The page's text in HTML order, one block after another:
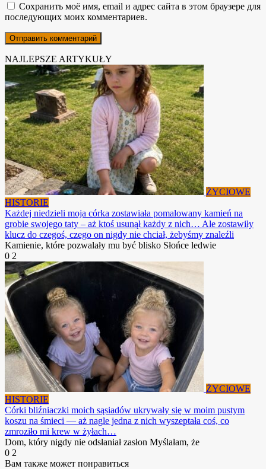
Сохранить моё имя, email и адрес сайта в этом браузере для
последующих моих комментариев.
NAJLEPSZE ARTYKUŁY
ŻYCIOWE
HISTORIE
Każdej niedzieli moja córka zostawiała pomalowany kamień na
grobie swojego taty – aż ktoś usunął każdy z nich… Ale zostawiły
klucz do czegoś, czego on nigdy nie chciał, żebyśmy znaleźli
Kamienie, które pozwalały mu być blisko Słońce ledwie
0 2
ŻYCIOWE
HISTORIE
Córki bliźniaczki moich sąsiadów ukrywały się w moim pustym
koszu na śmieci — aż nagle jedna z nich wyszeptała coś, co
zmroziło mi krew w żyłach…
Dom, który nigdy nie odsłaniał zasłon Myślałam, że
0 2
Вам также может понравиться